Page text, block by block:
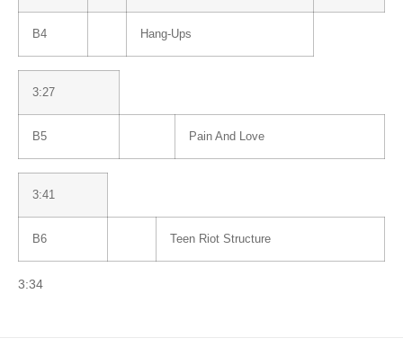
B4 Hang-Ups
3:27
B5 Pain And Love
3:41
B6 Teen Riot Structure
3:34